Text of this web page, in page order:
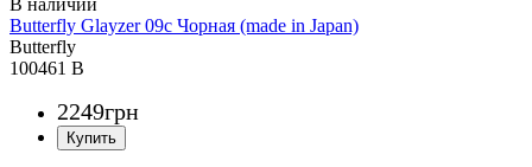
Butterfly Glayzer 09c Чорная (made in Japan)
Butterfly
100461 B
2249грн